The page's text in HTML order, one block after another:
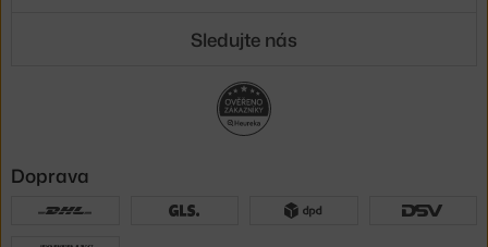
Sledujte nás
Doprava